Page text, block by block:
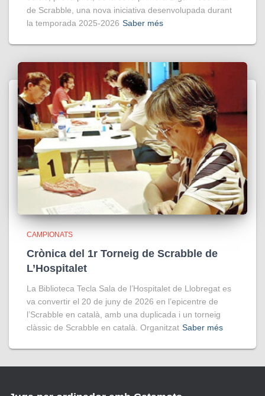
de Scrabble, una nova iniciativa desenvolupada durant
la temporada 2025-2026 Saber més
CAMPIONATS
Crònica del 1r Torneig de Scrabble de
L’Hospitalet
La Biblioteca Tecla Sala de l’Hospitalet de Llobregat es
va convertir el 20 de juny de 2026 en l’epicentre de
l’Scrabble en català, amb una duplicada i un torneig
clàssic de Scrabble en català. Organitzat Saber més